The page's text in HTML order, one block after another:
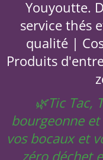
Youyoutte.
service thés
qualité |
Produits
🌿Tic Tac,
bourgeonne
vos bocaux et
zéro déchet